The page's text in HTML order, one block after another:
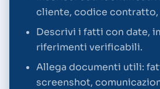
cliente, codice contratto,
Descrivi i fatti con date,
riferimenti verificabili.
Allega documenti utili:
screenshot,